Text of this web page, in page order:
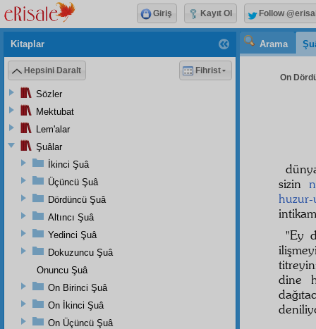
Arama
On
sizin
"Ey
dine
Kitaplar
Hepsini Daralt Fihrist
Sözler
Mektubat
Lem'alar
Şuâlar
İkinci Şuâ
Üçüncü Şuâ
Dördüncü Şuâ
Altıncı Şuâ
Yedinci Şuâ
Dokuzuncu Şuâ
Onuncu Şuâ
On Birinci Şuâ
On İkinci Şuâ
On Üçüncü Şuâ
Giriş Kayıt Ol Follow